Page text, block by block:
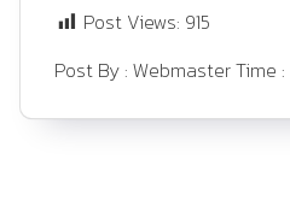
Post Views: 915
Post By : WebmasterTime :